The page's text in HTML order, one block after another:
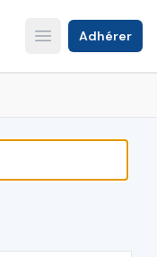
Open main menu
Adhérer